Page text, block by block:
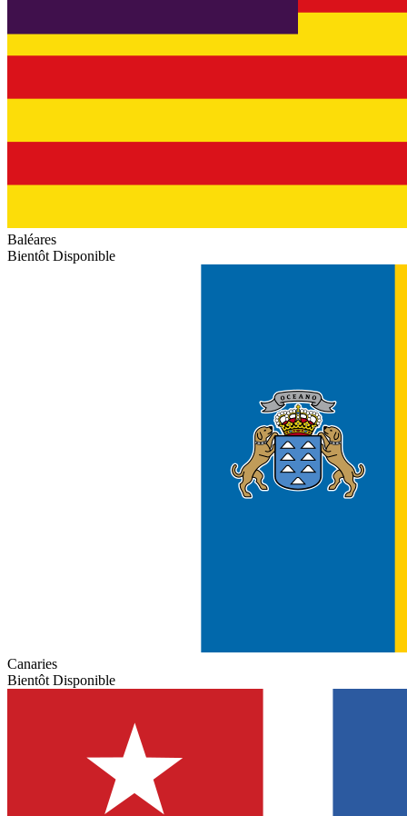
Baléares
Bientôt Disponible
Canaries
Bientôt Disponible